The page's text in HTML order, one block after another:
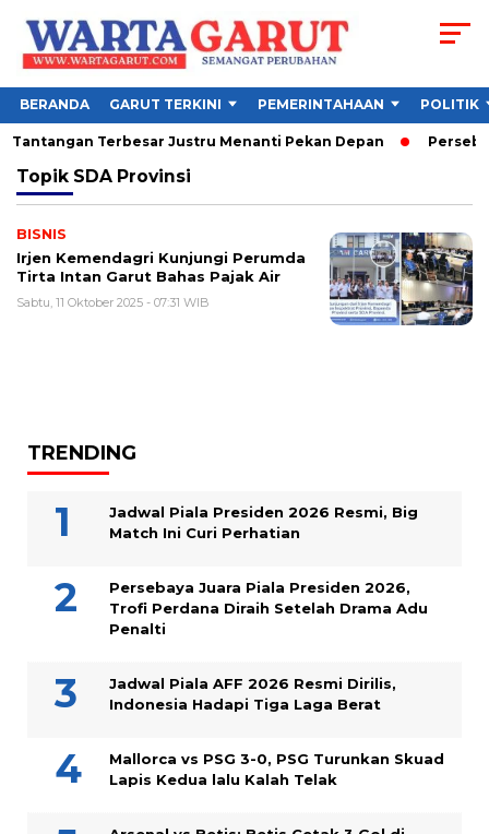
BERANDA GARUT TERKINI PEMERINTAHAAN POLITIK
Terbesar Justru Menanti Pekan Depan
Topik SDA Provinsi
BISNIS
Irjen Kemendagri Kunjungi Perumda
Tirta Intan Garut Bahas Pajak Air
Sabtu, 11 Oktober 2025 - 07:31 WIB
TRENDING
Jadwal Piala Presiden 2026 Resmi, Big
Match Ini Curi Perhatian
Persebaya Juara Piala Presiden 2026,
Trofi Perdana Diraih Setelah Drama Adu
Penalti
Jadwal Piala AFF 2026 Resmi Dirilis,
Indonesia Hadapi Tiga Laga Berat
Mallorca vs PSG 3-0, PSG Turunkan Skuad
Lapis Kedua lalu Kalah Telak